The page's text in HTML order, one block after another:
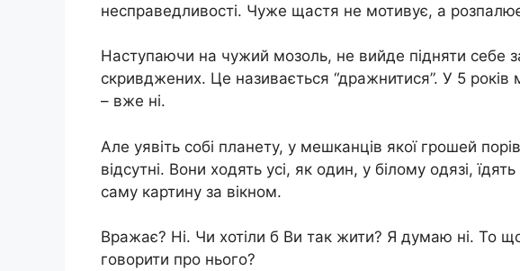
несправедливості. Чуже щастя не мотивує, а
Наступаючи на чужий мозоль, не вийде підняти себе
скривджених. Це називається “дражнитися”. У 5
– вже ні.
Але уявіть собі планету, у мешканців якої грошей
відсутні. Вони ходять усі, як один, у білому одязі,
саму картину за вікном.
Вражає? Ні. Чи хотіли б Ви так жити? Я думаю ні. То
говорити про нього?